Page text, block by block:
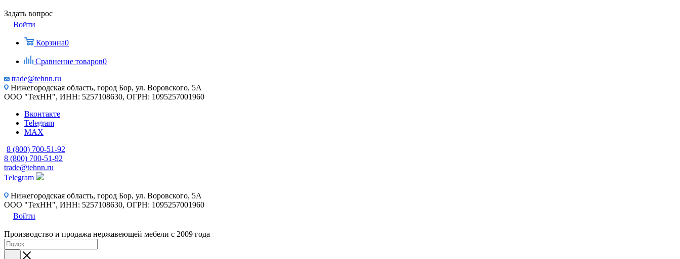
Задать вопрос
Войти
Корзина0
Сравнение товаров0
trade@tehnn.ru
Нижегородская область, город Бор, ул. Воровского, 5А
ООО "ТехНН", ИНН: 5257108630, ОГРН: 1095257001960
Вконтакте
Telegram
MAX
8 (800) 700-51-92
8 (800) 700-51-92
trade@tehnn.ru
Telegram
Нижегородская область, город Бор, ул. Воровского, 5А
ООО "ТехНН", ИНН: 5257108630, ОГРН: 1095257001960
Войти
Производство и продажа нержавеющей мебели с 2009 года